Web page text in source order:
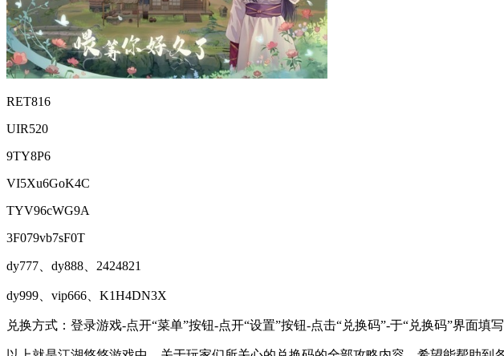
RET816
UIR520
9TY8P6
VI5Xu6GoK4C
TYV96cWG9A
3F079vb7sF0T
dy777、dy888、2424821
dy999、vip666、K1H4DN3X
兑换方式：登录游戏-点开“菜单”按钮-点开“设置”按钮-点击“兑换码”-于“兑换码”界面填